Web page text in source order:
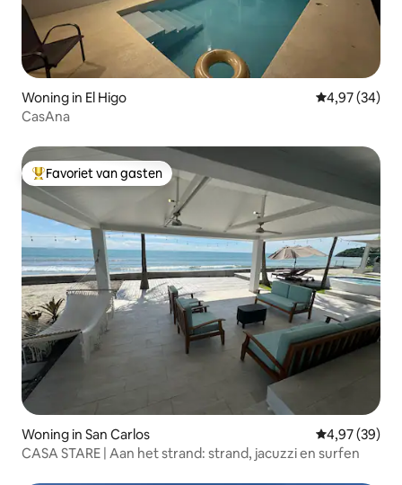
Woning in El Higo Gemiddelde
4,97 (34)
CasAna
Topfavoriet van gasten
Favoriet van gasten
Woning in San Carlos Gemiddelde
4,97 (39)
CASA STARE | Aan het strand: strand, jacuzzi en surfen